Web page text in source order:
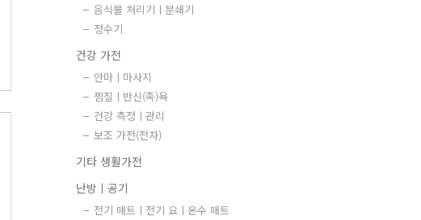
음식물 처리기ㅣ분쇄기
정수기
건강 가전
안마ㅣ마사지
찜질ㅣ반신(족)욕
건강 측정ㅣ관리
보조 가전(전자)
기타 생활가전
난방ㅣ공기
전기 매트ㅣ전기 요ㅣ온수 매트